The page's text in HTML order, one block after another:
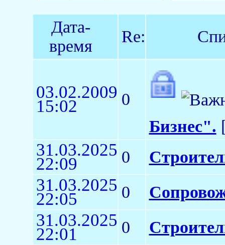
Дата-
время
Re:
03.02.2009
15:02
0
Бизнес".
31.03.2025
22:09 0
31.03.2025
22:05 0
31.03.2025
22:01 0